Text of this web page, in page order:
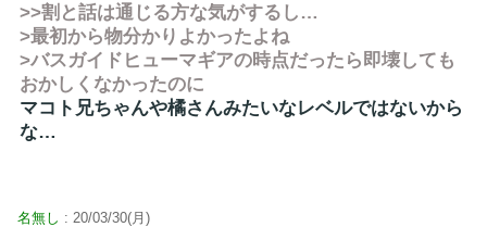
>>割と話は通じる方な気がするし…
>最初から物分かりよかったよね
>バスガイドヒューマギアの時点だったら即壊しても
おかしくなかったのに
マコト兄ちゃんや橘さんみたいなレベルではないから
な…
名無し : 20/03/30(月)